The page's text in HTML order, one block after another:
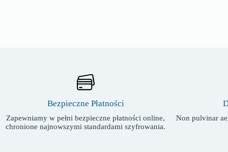
Bezpieczne Płatności
Zapewniamy w pełni bezpieczne płatności online,
chronione najnowszymi standardami szyfrowania.
Non pulvinar